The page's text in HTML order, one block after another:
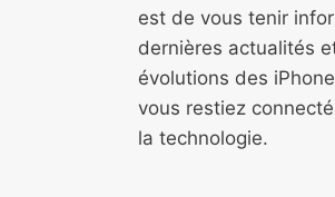
est de vous tenir
dernières actualités
évolutions des
vous restiez
la technologie.